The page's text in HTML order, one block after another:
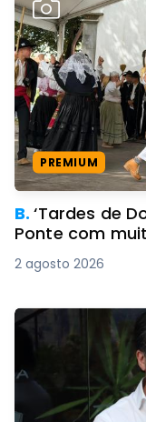
PREMIUM
B.‘Tardes de
Ponte com
2 agosto 2026